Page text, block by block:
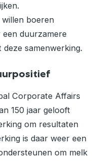
willen boeren
duurzamere
samenwerking.
Corporate Affairs
150 jaar gelooft
om resultaten
is daar weer een
om melk